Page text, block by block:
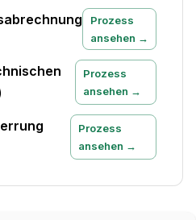
Prozess
ansehen →
Prozess
ansehen →
Prozess
ansehen →